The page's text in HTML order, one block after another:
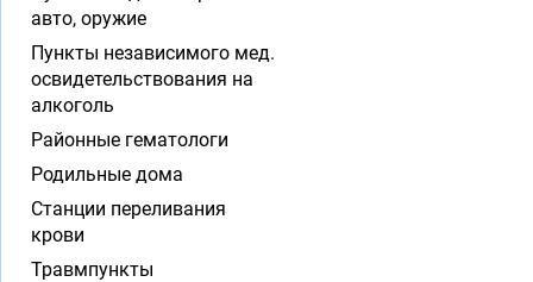
авто, оружие
Пункты независимого мед.
освидетельствования на
алкоголь
Районные гематологи
Родильные дома
Станции переливания
крови
Травмпункты